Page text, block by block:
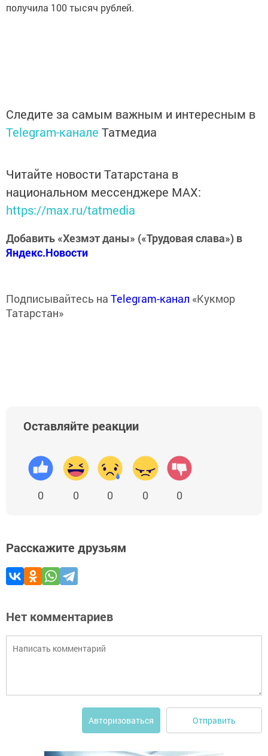
получила 100 тысяч рублей.
Следите за самым важным и интересным в
Telegram-канале Татмедиа
Читайте новости Татарстана в
национальном мессенджере MАХ:
https://max.ru/tatmedia
Добавить «Хезмэт даны» («Трудовая слава») в
Яндекс.Новости
Подписывайтесь на Telegram-канал «Кукмор
Татарстан»
Оставляйте реакции
0 0 0 0 0
Расскажите друзьям
Нет комментариев
Авторизоваться Отправить